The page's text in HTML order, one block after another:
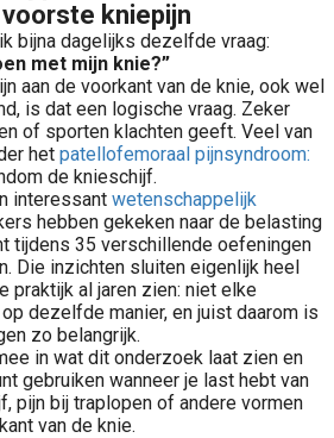
kniepijn
bijna dagelijks dezelfde vraag:
met mijn knie?”
aan de voorkant van de knie, ook wel
is dat een logische vraag. Zeker
of sporten klachten geeft. Veel van
het patellofemoraal pijnsyndroom:
de knieschijf.
interessant wetenschappelijk
hebben gekeken naar de belasting
tijdens 35 verschillende oefeningen
Die inzichten sluiten eigenlijk heel
praktijk al jaren zien: niet elke
dezelfde manier, en juist daarom is
zo belangrijk.
in wat dit onderzoek laat zien en
gebruiken wanneer je last hebt van
pijn bij traplopen of andere vormen
van de knie.